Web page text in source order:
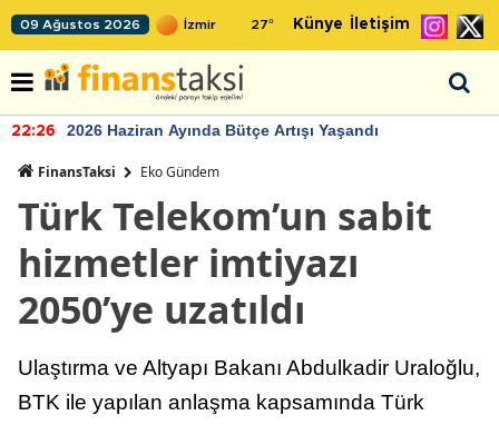
09 Ağustos 2026 27° Künye İletişim
22:26 2026 Haziran Ayında Bütçe Artışı Yaşandı
FinansTaksi Eko Gündem
Türk Telekom’un sabit
hizmetler imtiyazı
2050’ye uzatıldı
Ulaştırma ve Altyapı Bakanı Abdulkadir Uraloğlu,
BTK ile yapılan anlaşma kapsamında Türk